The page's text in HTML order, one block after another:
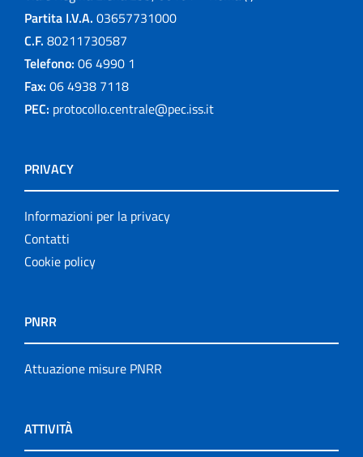
Partita I.V.A. 03657731000
C.F. 80211730587
Telefono: 06 4990 1
Fax: 06 4938 7118
PEC: protocollo.centrale@pec.iss.it
PRIVACY
Informazioni per la privacy
Contatti
Cookie policy
PNRR
Attuazione misure PNRR
ATTIVITÀ